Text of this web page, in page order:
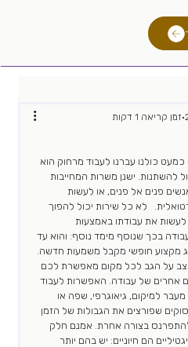
זמן קריאה 1 דקות
כולנו עברנו לעבוד מרחוק הוא
להשתנות. ישנן משרות המחייבות
פנים אל פנים, או לעשות
לא כל שירות יכול להפוך
לעשות את עבודתו באמצעות
בכך שנוסף מימד נוסף: והוא עד
מקצוע חופשי מקבל משמעות חדשה.
על הגב לכל מקום מאפשרת לכם
אחרים של עבודה. האפשרות לעבוד
למיקום, גיאוגרפי, שפה או
שפורצים את הגבולות של הזמן
בצורה אחרת. אמנם חלק
הם חיוניים: יש בהם יותר